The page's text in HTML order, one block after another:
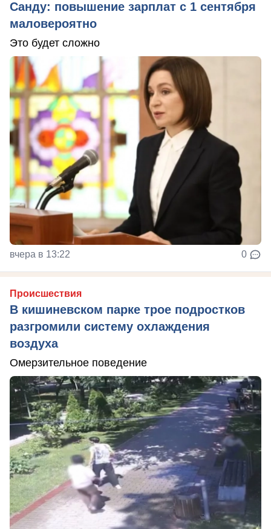
Санду: повышение зарплат с 1 сентября
маловероятно
Это будет сложно
вчера в 13:22 0
Происшествия
В кишиневском парке трое подростков
разгромили систему охлаждения
воздуха
Омерзительное поведение